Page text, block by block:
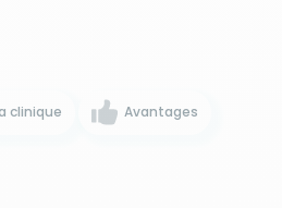
clinique Avantages